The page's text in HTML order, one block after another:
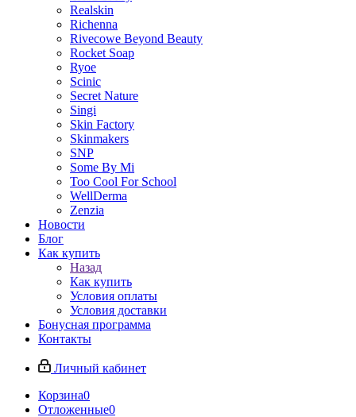
Realskin
Richenna
Rivecowe Beyond Beauty
Rocket Soap
Ryoe
Scinic
Secret Nature
Singi
Skin Factory
Skinmakers
SNP
Some By Mi
Too Cool For School
WellDerma
Zenzia
Новости
Блог
Как купить
Назад
Как купить
Условия оплаты
Условия доставки
Бонусная программа
Контакты
Личный кабинет
Корзина0
Отложенные0